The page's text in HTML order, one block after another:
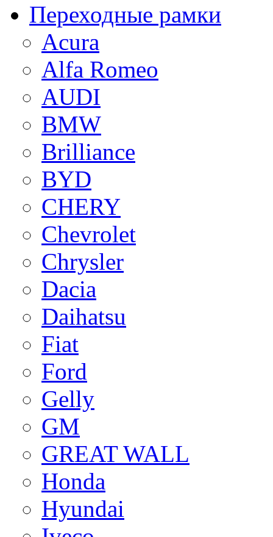
Переходные рамки
Acura
Alfa Romeo
AUDI
BMW
Brilliance
BYD
CHERY
Chevrolet
Chrysler
Dacia
Daihatsu
Fiat
Ford
Gelly
GM
GREAT WALL
Honda
Hyundai